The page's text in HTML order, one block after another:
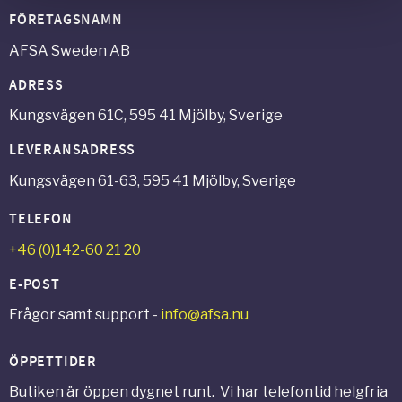
FÖRETAGSNAMN
AFSA Sweden AB
ADRESS
Kungsvägen 61C, 595 41 Mjölby, Sverige
LEVERANSADRESS
Kungsvägen 61-63, 595 41 Mjölby, Sverige
TELEFON
+46 (0)142-60 21 20
E-POST
Frågor samt support - info@afsa.nu
ÖPPETTIDER
Butiken är öppen dygnet runt. Vi har telefontid helgfria